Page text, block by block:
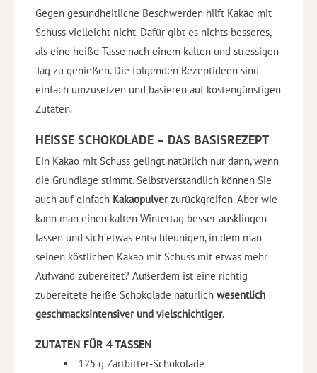
Gegen gesundheitliche Beschwerden hilft Kakao mit
Schuss vielleicht nicht. Dafür gibt es nichts besseres,
als eine heiße Tasse nach einem kalten und stressigen
Tag zu genießen. Die folgenden Rezeptideen sind
einfach umzusetzen und basieren auf kostengünstigen
Zutaten.
HEISSE SCHOKOLADE – DAS BASISREZEPT
Ein Kakao mit Schuss gelingt natürlich nur dann, wenn
die Grundlage stimmt. Selbstverständlich können Sie
auch auf einfach Kakaopulverzurückgreifen. Aber wie
kann man einen kalten Wintertag besser ausklingen
lassen und sich etwas entschleunigen, in dem man
seinen köstlichen Kakao mit Schuss mit etwas mehr
Aufwand zubereitet? Außerdem ist eine richtig
zubereitete heiße Schokolade natürlich wesentlich
geschmacksintensiver und vielschichtiger.
ZUTATEN FÜR 4 TASSEN
125 g Zartbitter-Schokolade